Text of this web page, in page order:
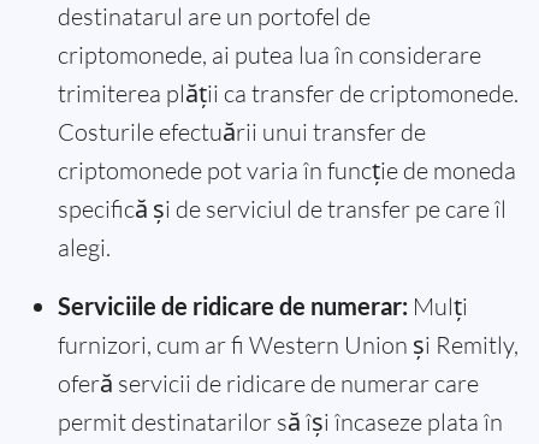
destinatarul are un portofel de
criptomonede, ai putea lua în considerare
trimiterea plății ca transfer de criptomonede.
Costurile efectuării unui transfer de
criptomonede pot varia în funcție de moneda
specifică și de serviciul de transfer pe care îl
alegi.
Serviciile de ridicare de numerar: Mulți
furnizori, cum ar fi Western Union și Remitly,
oferă servicii de ridicare de numerar care
permit destinatarilor să își încaseze plata în